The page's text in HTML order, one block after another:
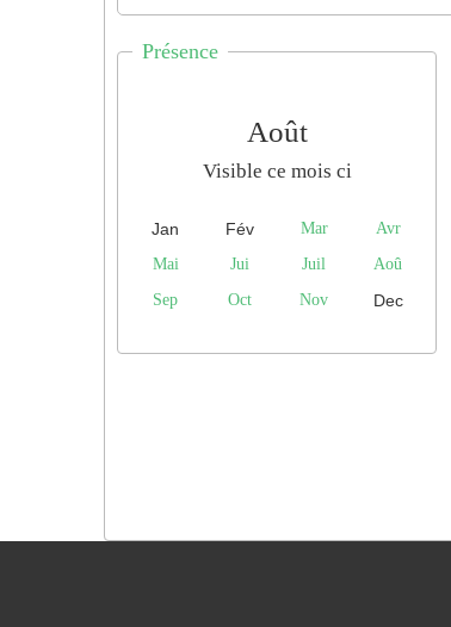
Présence
Août
Visible ce mois ci
Jan Fév Mar
Avr
Mai
Jui Juil
Aoû
Sep
Oct Nov Dec